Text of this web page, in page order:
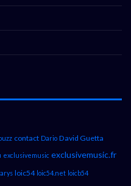
buzz contact Dario David Guetta
exclusivemusic exclusivemusic.fr
loic54 loic54.net loicb54